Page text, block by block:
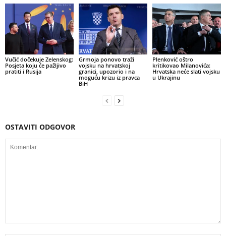
Vučić dočekuje Zelenskog:
Posjeta koju će pažljivo
pratiti i Rusija
Grmoja ponovo traži
vojsku na hrvatskoj
granici, upozorio i na
moguću krizu iz pravca
BiH
Plenković oštro
kritikovao Milanovića:
Hrvatska neće slati vojsku
u Ukrajinu
OSTAVITI ODGOVOR